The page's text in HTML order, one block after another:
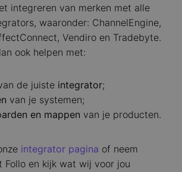
integreren van merken met alle
waaronder: ChannelEngine,
Vendiro en Tradebyte.
ook helpen met:
de juiste integrator;
van je systemen;
en mappen van je producten.
integrator pagina of neem
Follo en kijk wat wij voor jou